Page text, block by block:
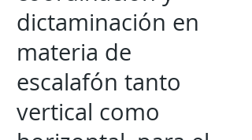
dictaminación en
materia de
escalafón tanto
vertical como